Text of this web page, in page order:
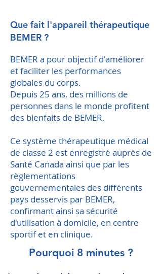
Que fait l'appareil thérapeutique
BEMER ?
BEMER a pour objectif d'améliorer
et faciliter les performances
globales du corps.
Depuis 25 ans, des millions de
personnes dans le monde profitent
des bienfaits de BEMER.
Ce système thérapeutique médical
de classe 2 est enregistré auprès de
Santé Canada ainsi que par les
règlementations
gouvernementales des différents
pays desservis par BEMER,
confirmant ainsi sa sécurité
d'utilisation à domicile, en centre
sportif et en clinique.
Pourquoi 8 minutes ?